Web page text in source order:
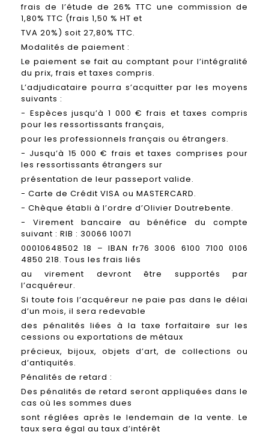
frais de l’étude de 26% TTC une commission de
1,80% TTC (frais 1,50 % HT et
TVA 20%) soit 27,80% TTC.
Modalités de paiement :
Le paiement se fait au comptant pour l’intégralité
du prix, frais et taxes compris.
L’adjudicataire pourra s’acquitter par les moyens
suivants :
- Espèces jusqu’à 1 000 € frais et taxes compris
pour les ressortissants français,
pour les professionnels français ou étrangers.
- Jusqu’à 15 000 € frais et taxes comprises pour
les ressortissants étrangers sur
présentation de leur passeport valide.
- Carte de Crédit VISA ou MASTERCARD.
- Chèque établi à l’ordre d’Olivier Doutrebente.
- Virement bancaire au bénéfice du compte
suivant : RIB : 30066 10071
00010648502 18 – IBAN fr76 3006 6100 7100 0106
4850 218. Tous les frais liés
au virement devront être supportés par
l’acquéreur.
Si toute fois l’acquéreur ne paie pas dans le délai
d’un mois, il sera redevable
des pénalités liées à la taxe forfaitaire sur les
cessions ou exportations de métaux
précieux, bijoux, objets d’art, de collections ou
d’antiquités.
Pénalités de retard :
Des pénalités de retard seront appliquées dans le
cas où les sommes dues
sont réglées après le lendemain de la vente. Le
taux sera égal au taux d’intérêt